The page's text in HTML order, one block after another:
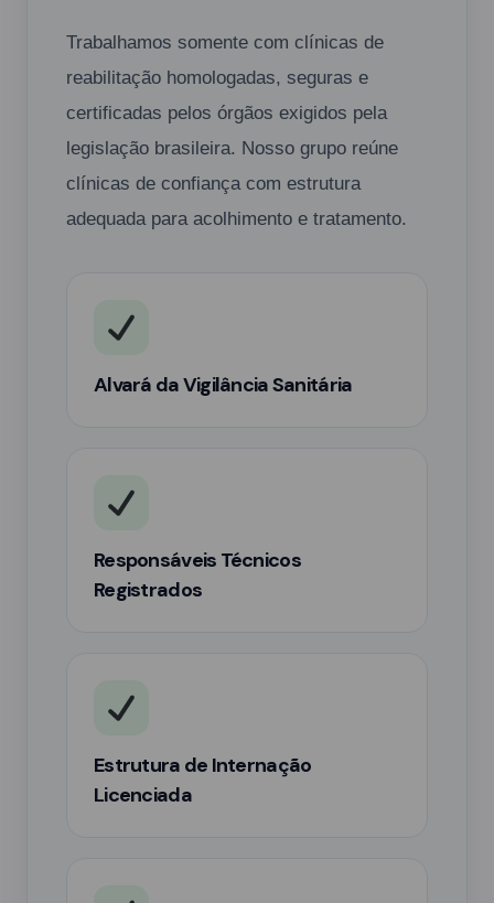
Trabalhamos somente com clínicas de
reabilitação homologadas, seguras e
certificadas pelos órgãos exigidos pela
legislação brasileira. Nosso grupo reúne
clínicas de confiança com estrutura
adequada para acolhimento e tratamento.
Alvará da Vigilância Sanitária
Responsáveis Técnicos
Registrados
Estrutura de Internação
Licenciada